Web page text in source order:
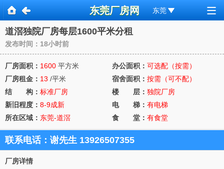
东莞厂房网 东莞
下拉
道滘独院厂房每层1600平米分租
发布时间：18小时前
厂房面积： 1600 平方米 办公面积： 可选配（按需）
厂房租金： 13 /平米 宿舍面积： 按需（可不配）
结 构： 标准厂房 楼 层： 独院厂房
新旧程度： 8-9成新 电 梯： 有电梯
所在区域： 东莞-道滘 食 堂： 有食堂
联系电话： 谢先生 13926507355
厂房详情